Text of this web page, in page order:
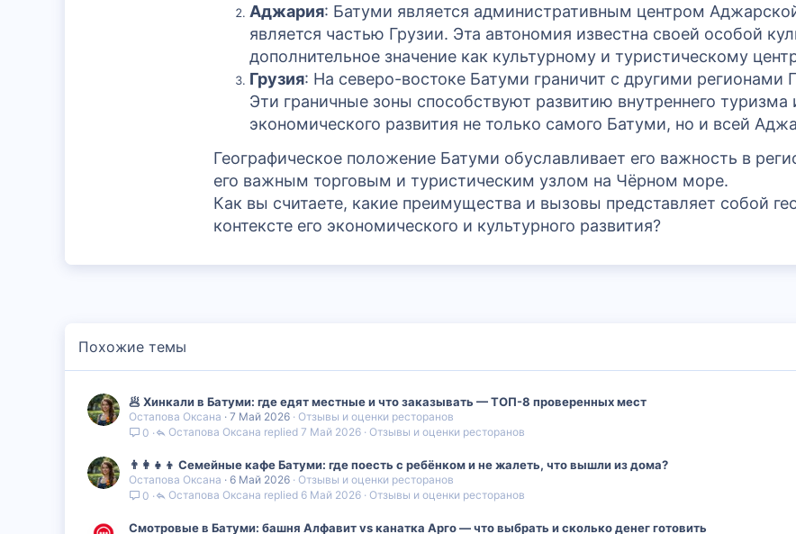
Аджария: Батуми является административным центром
является частью Грузии. Эта автономия известна своей особой
дополнительное значение как культурному и туристическому
Грузия: На северо-востоке Батуми граничит с другими регионами
Эти граничные зоны способствуют развитию внутреннего туризма
экономического развития не только самого Батуми, но и всей
Географическое положение Батуми обуславливает его важность в
его важным торговым и туристическим узлом на Чёрном море.
Как вы считаете, какие преимущества и вызовы представляет собой
контексте его экономического и культурного развития?
Похожие темы
🥟 Хинкали в Батуми: где едят местные и что заказывать — ТОП-8 проверенных мест
Остапова Оксана 7 Май 2026 Отзывы и оценки ресторанов
0
Отзывы и оценки ресторанов
7 Май 2026
Остапова Оксана
👨‍👩‍👧‍👦 Семейные кафе Батуми: где поесть с ребёнком и не жалеть, что вышли из дома?
Остапова Оксана 6 Май 2026 Отзывы и оценки ресторанов
0
Отзывы и оценки ресторанов
6 Май 2026
Остапова Оксана
Смотровые в Батуми: башня Алфавит vs канатка Арго — что выбрать и сколько денег готовить